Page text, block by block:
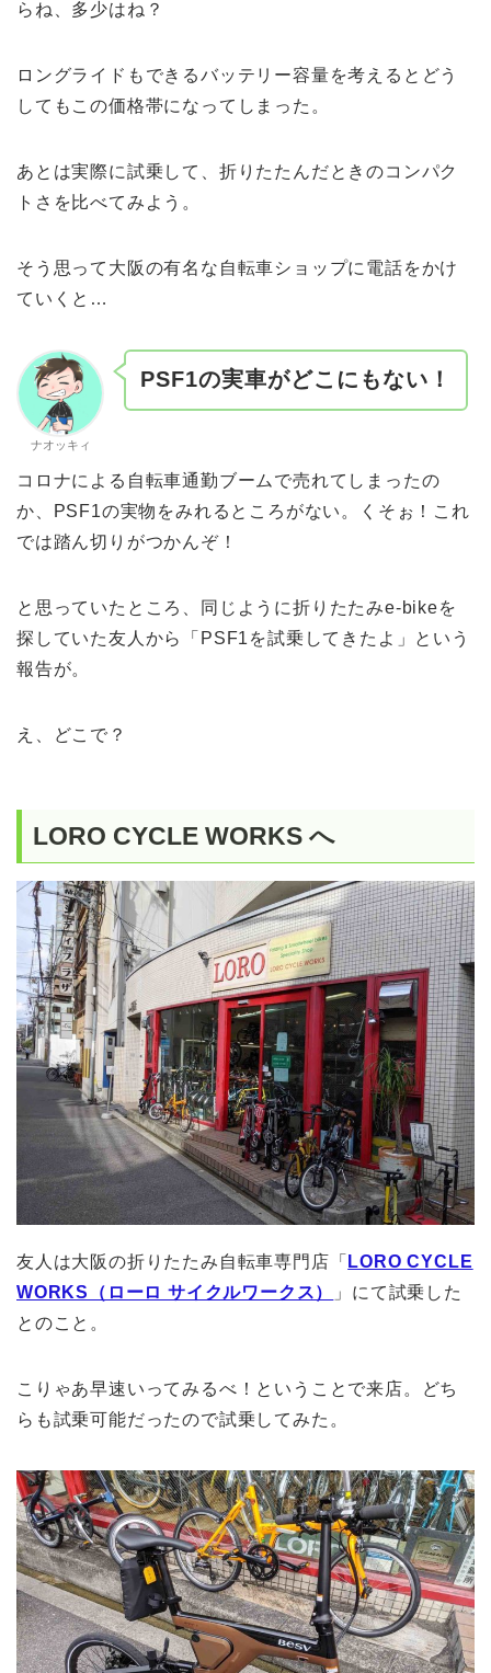
らね、多少はね？
ロングライドもできるバッテリー容量を考えるとどう
してもこの価格帯になってしまった。
あとは実際に試乗して、折りたたんだときのコンパク
トさを比べてみよう。
そう思って大阪の有名な自転車ショップに電話をかけ
ていくと…
ナオッキィ
PSF1の実車がどこにもない！
コロナによる自転車通勤ブームで売れてしまったの
か、PSF1の実物をみれるところがない。くそぉ！これ
では踏ん切りがつかんぞ！
と思っていたところ、同じように折りたたみe-bikeを
探していた友人から「PSF1を試乗してきたよ」という
報告が。
え、どこで？
LORO CYCLE WORKS へ
友人は大阪の折りたたみ自転車専門店「 LORO CYCLE
WORKS（ローロ サイクルワークス）
」にて試乗した
とのこと。
こりゃあ早速いってみるべ！ということで来店。どち
らも試乗可能だったので試乗してみた。